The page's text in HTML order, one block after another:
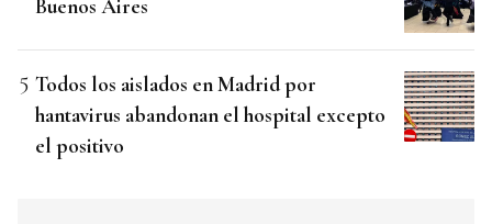
Buenos Aires
Todos los aislados en Madrid por
hantavirus abandonan el hospital excepto
el positivo